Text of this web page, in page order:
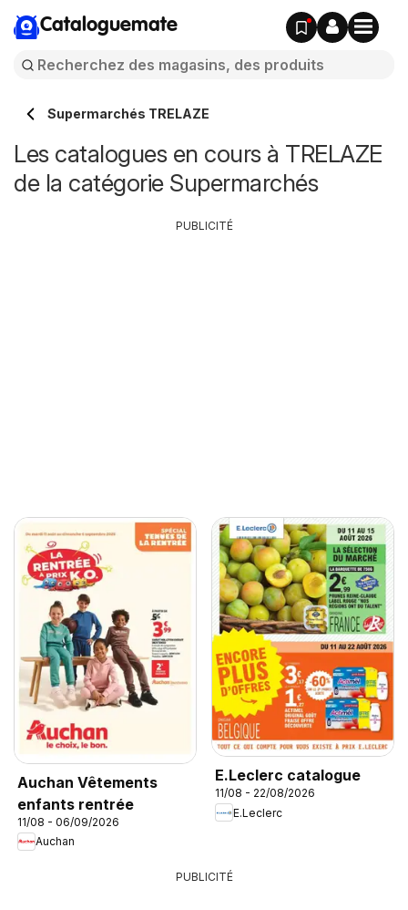
Cataloguemate
Supermarchés TRELAZE
Les catalogues en cours à TRELAZE
de la catégorie Supermarchés
Auchan Vêtements
enfants rentrée
11/08 - 06/09/2026
Auchan
E.Leclerc catalogue
11/08 - 22/08/2026
E.Leclerc
PUBLICITÉ
PUBLICITÉ